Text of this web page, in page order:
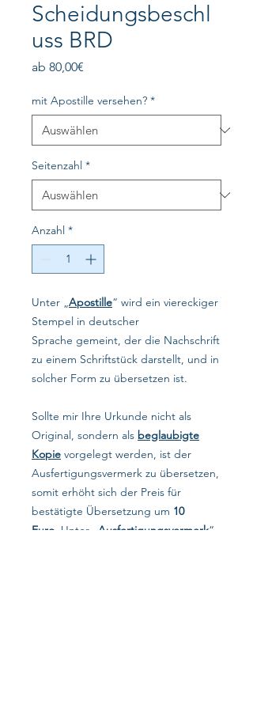
Scheidungsbeschl
uss BRD
ab 80,00€
mit Apostille versehen? *
Seitenzahl *
Anzahl *
Unter „Apostille“ wird ein viereckiger
Stempel in deutscher
Sprache gemeint, der die Nachschrift
zu einem Schriftstück darstellt, und in
solcher Form zu übersetzen ist.
Sollte mir Ihre Urkunde nicht als
Original, sondern als beglaubigte
Kopie vorgelegt werden, ist der
Ausfertigungsvermerk zu übersetzen,
somit erhöht sich der Preis für
bestätigte Übersetzung um 10
Euro . Unter „ Ausfertigungsvermerk“